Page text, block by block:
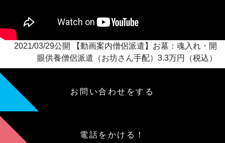
2021/03/29公開 【動画案内僧侶派遣】お墓：魂入れ・開
眼供養僧侶派遣（お坊さん手配）3.3万円（税込）
お問い合わせをする
電話をかける！